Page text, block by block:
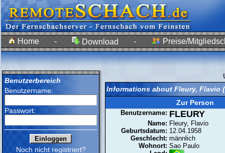
Home - Download - Preise/
Benutzerbereich
Benutzername:
Passwort:
Noch nicht registriert?
Informations about Fleury, Flavio
Zur Person
Benutzername: FLEURY
Name: Fleury, Flavio
Geburtsdatum: 12.04.1958
Geschlecht: männlich
Wohnort: Sao Paulo